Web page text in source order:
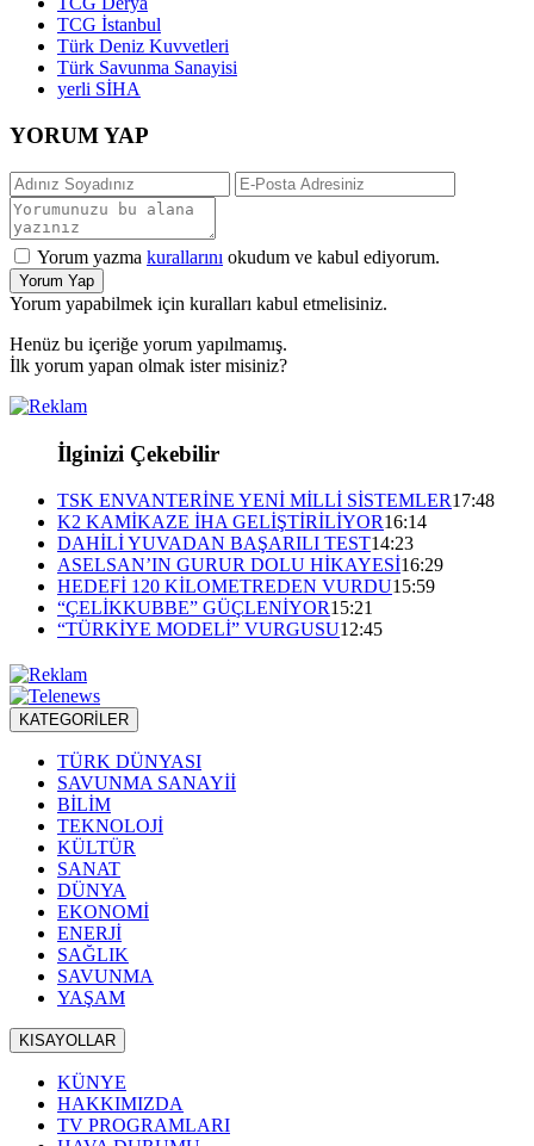
TCG İstanbul
Türk Deniz Kuvvetleri
Türk Savunma Sanayisi
yerli SİHA
YORUM YAP
Yorum yazma kurallarını okudum ve kabul ediyorum.
Yorum Yap
Yorum yapabilmek için kuralları kabul etmelisiniz.
Henüz bu içeriğe yorum yapılmamış.
İlk yorum yapan olmak ister misiniz?
İlginizi Çekebilir
TSK ENVANTERİNE YENİ MİLLİ SİSTEMLER17:48
K2 KAMİKAZE İHA GELİŞTİRİLİYOR16:14
DAHİLİ YUVADAN BAŞARILI TEST14:23
ASELSAN’IN GURUR DOLU HİKAYESİ16:29
HEDEFİ 120 KİLOMETREDEN VURDU15:59
“ÇELİKKUBBE” GÜÇLENİYOR15:21
“TÜRKİYE MODELİ” VURGUSU12:45
KATEGORİLER
TÜRK DÜNYASI
SAVUNMA SANAYİİ
BİLİM
TEKNOLOJİ
KÜLTÜR
SANAT
DÜNYA
EKONOMİ
ENERJİ
SAĞLIK
SAVUNMA
YAŞAM
KISAYOLLAR
KÜNYE
HAKKIMIZDA
TV PROGRAMLARI